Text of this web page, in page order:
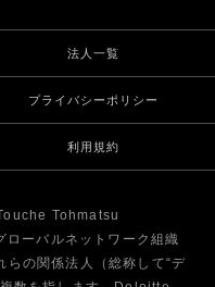
法人一覧
プライバシーポリシー
利用規約
Tohmatsu
ーバルネットワーク組織
らの関係法人（総称して“デ